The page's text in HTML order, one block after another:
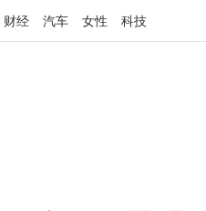
财经 汽车 女性 科技